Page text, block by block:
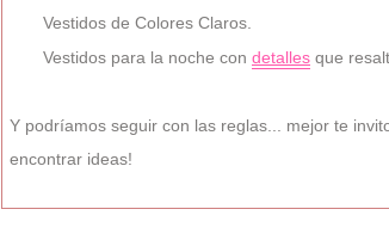
Vestidos de Colores Claros.
Vestidos para la noche con detalles que
Y podríamos seguir con las reglas... mejor te
encontrar ideas!